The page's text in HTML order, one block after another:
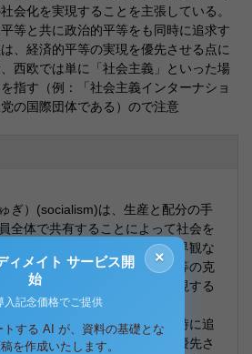
会化を実現することを主張している。
等と共に政治的平等をも同時に追求す
、経済的平等の実現を優先させる点に
西欧では単に「社会主義」といった場
指す（例：「社会主義インターナショ
の国際団体である）ので注意
ぎ）(socialism)は、生産と配分の手
全体で共有することによって社会を
の体制をささえる人間観や世界観な
主義経済における階級的不平等の克
として生産手段の社会化を実現する
平等と共に政治的平等をも同時に追
主義は、経済的平等の実現を優先さ
×
ィメイト サービス開
始
入記念価格でご提供
トする AI が、資料の基礎とな
を作成いたします。